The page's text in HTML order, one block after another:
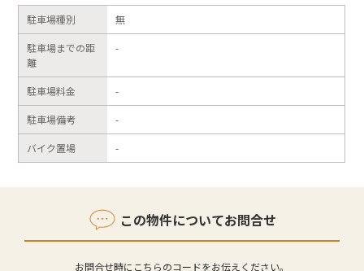
駐車場種別 無
駐車場までの距
離
-
駐車場料金 -
駐車場備考 -
バイク置場 -
この物件についてお問合せ
お問合せ時にこちらのコードをお伝えください。